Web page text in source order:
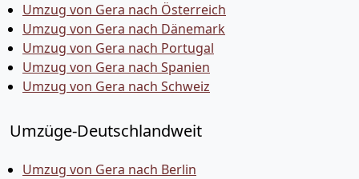
Umzug von Gera nach Österreich
Umzug von Gera nach Dänemark
Umzug von Gera nach Portugal
Umzug von Gera nach Spanien
Umzug von Gera nach Schweiz
Umzüge-Deutschlandweit
Umzug von Gera nach Berlin